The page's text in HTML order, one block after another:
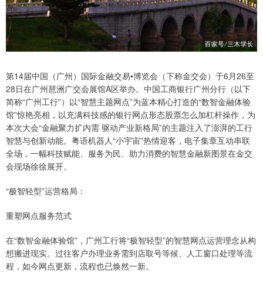
第14届中国（广州）国际金融交易•博览会（下称金交会）于6月26至
28日在广州琶洲广交会展馆A区举办。中国工商银行广州分行（以下
简称“广州工行”）以“智慧主题网点”为蓝本精心打造的“数智金融体验
馆”惊艳亮相，以充满科技感的银行网点形态股票怎么加杠杆操作，为
本次大会“金融聚力扩内需 驱动产业新格局”的主题注入了澎湃的工行
智慧与创新动能。粤语机器人“小宇宙”热情迎客，电子集章互动串联
全场，一幅科技赋能、服务为民、助力消费的智慧金融新图景在金交
会现场徐徐展开。
“极智轻型”运营格局：
重塑网点服务范式
在“数智金融体验馆”，广州工行将“极智轻型”的智慧网点运营理念从构
想搬进现实。过往客户办理业务需到店取号等候、人工窗口处理等流
程，如今网点更新，流程也已焕然一新。